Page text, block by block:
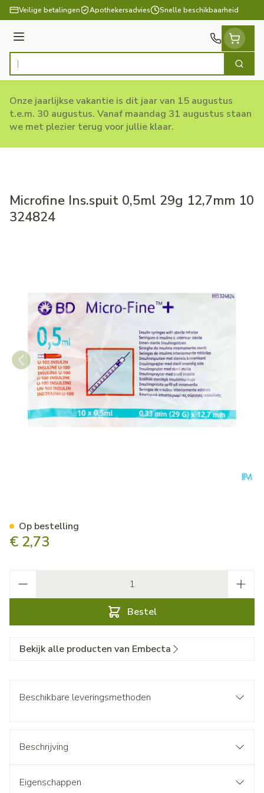
Ga naar de inhoud
Veilige betalingen Apothekersadvies Snelle beschikbaarheid
Menu
Product, merk, categorie... Zoek
Onze jaarlijkse vakantie is dit jaar van 15 augustus
t.e.m. 30 augustus. Vanaf maandag 31 augustus staan
we met plezier terug voor jullie klaar.
Microfine Ins.spuit 0,5ml 29g 12,7mm 10
324824
€ 2,73
Bestel
Op bestelling
Bekijk alle producten van Embecta
Beschikbare leveringsmethoden
Beschrijving
Eigenschappen